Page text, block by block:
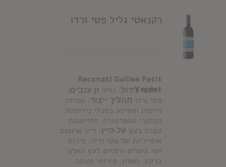
רקנאטי גליל פטי ורדו
Recanati Galilee Petit
Verdot
אזור גידול: גליל זן ענבים:
פטי ורדו תהליך ייצור: הפרדה
וריסוק ותסיסה במכלי נירוסטה
מבוקרי טמפרטורה. התיישנות
קצרה בעץ על היין: ליין ארומות
אופייניות של פטי ורדו, פירות
יער בשלים ורמזים לעץ האלון
ברקע. מאוזן, פירותי ומהנה.